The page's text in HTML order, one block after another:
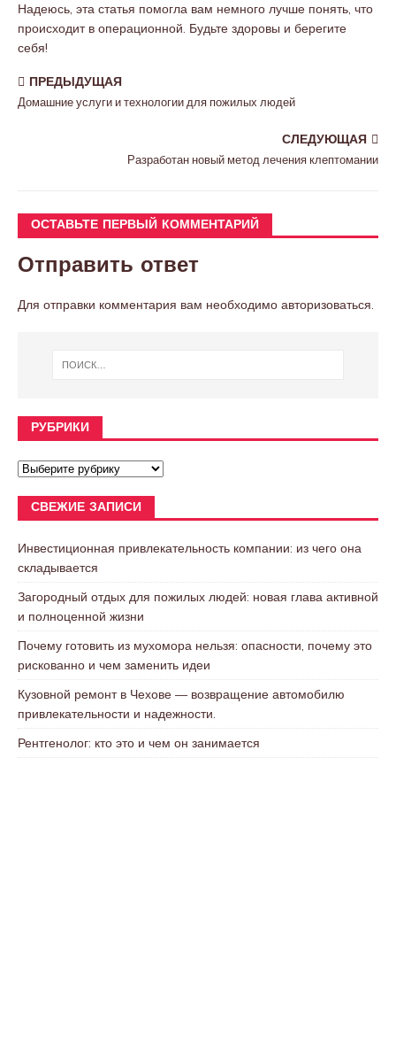
Надеюсь, эта статья помогла вам немного лучше понять, что
происходит в операционной. Будьте здоровы и берегите
себя!
ПРЕДЫДУЩАЯ
Домашние услуги и технологии для пожилых людей
СЛЕДУЮЩАЯ
Разработан новый метод лечения клептомании
ОСТАВЬТЕ ПЕРВЫЙ КОММЕНТАРИЙ
Отправить ответ
Для отправки комментария вам необходимо авторизоваться.
РУБРИКИ
СВЕЖИЕ ЗАПИСИ
Инвестиционная привлекательность компании: из чего она
складывается
Загородный отдых для пожилых людей: новая глава активной
и полноценной жизни
Почему готовить из мухомора нельзя: опасности, почему это
рискованно и чем заменить идеи
Кузовной ремонт в Чехове — возвращение автомобилю
привлекательности и надежности.
Рентгенолог: кто это и чем он занимается